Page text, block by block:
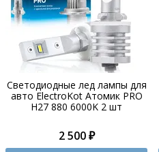
Светодиодные лед лампы для
авто ElectroKot Атомик PRO
H27 880 6000K 2 шт
2 500 ₽